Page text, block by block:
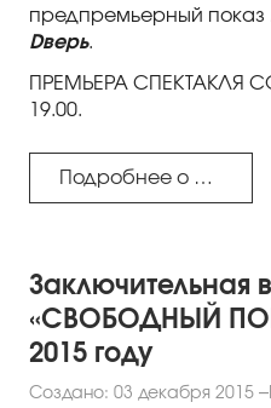
предпремьерный показ
Dверь.
ПРЕМЬЕРА СПЕКТАКЛЯ
19.00.
Подробнее о спектакле...
Заключительная
«СВОБОДНЫЙ
2015 году
Создано: 03 декабря 2015